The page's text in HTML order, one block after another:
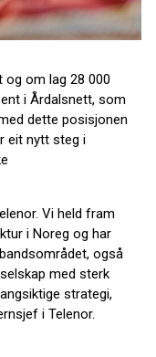
om lag 28 000
i Årdalsnett, som
dette posisjonen
eit nytt steg i
Vi held fram
i Noreg og har
også
med sterk
strategi,
i Telenor.